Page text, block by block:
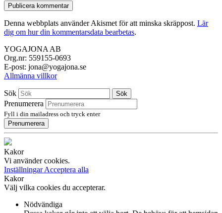
Denna webbplats använder Akismet för att minska skräppost. Lär
dig om hur din kommentarsdata bearbetas.
YOGAJONA AB
Org.nr: 559155-0693
E-post: jona@yogajona.se
Allmänna villkor
Sök Sök
Prenumerera
Fyll i din mailadress och tryck enter
Prenumerera
Kakor
Vi använder cookies.
InställningarAcceptera alla
Kakor
Välj vilka cookies du accepterar.
Nödvändiga